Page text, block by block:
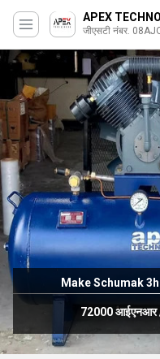
APEX
जीएसटी नंबर.
Make Schumak
72000 आईएनआर